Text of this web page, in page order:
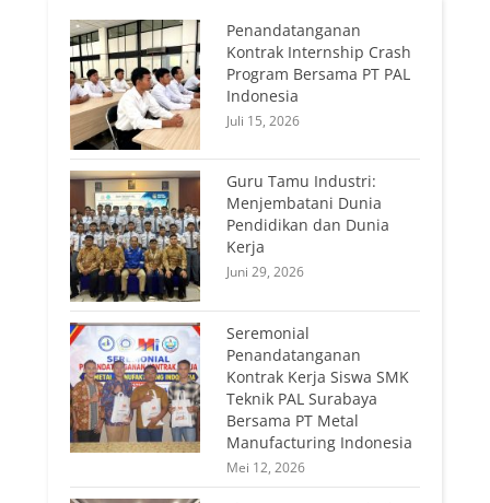
Penandatanganan
Kontrak Internship Crash
Program Bersama PT PAL
Indonesia
Juli 15, 2026
Guru Tamu Industri:
Menjembatani Dunia
Pendidikan dan Dunia
Kerja
Juni 29, 2026
Seremonial
Penandatanganan
Kontrak Kerja Siswa SMK
Teknik PAL Surabaya
Bersama PT Metal
Manufacturing Indonesia
Mei 12, 2026